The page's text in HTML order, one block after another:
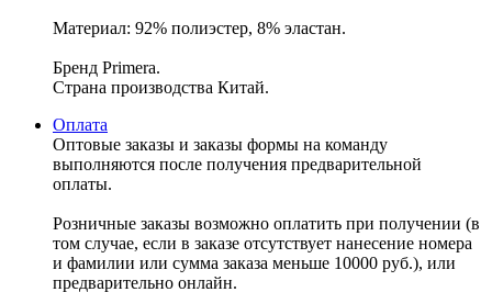
Материал: 92% полиэстер, 8% эластан.
Бренд Primera.
Страна производства Китай.
Оплата
Оптовые заказы и заказы формы на команду
выполняются после получения предварительной
оплаты.
Розничные заказы возможно оплатить при получении (в
том случае, если в заказе отсутствует нанесение номера
и фамилии или сумма заказа меньше 10000 руб.), или
предварительно онлайн.